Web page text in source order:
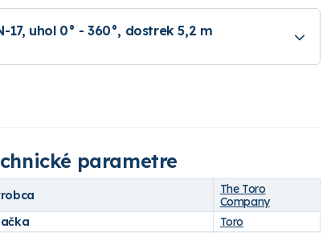
17, uhol 0° - 360°, dostrek 5,2 m
parametre
The Toro
Company
Toro